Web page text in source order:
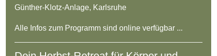
Günther-Klotz-Anlage, Karlsruhe
Alle Infos zum Programm sind online verfügbar ...